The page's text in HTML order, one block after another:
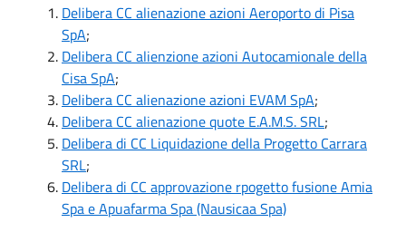
Delibera CC alienazione azioni Aeroporto di Pisa
SpA;
Delibera CC alienzione azioni Autocamionale della
Cisa SpA;
Delibera CC alienazione azioni EVAM SpA;
Delibera CC alienazione quote E.A.M.S. SRL;
Delibera di CC Liquidazione della Progetto Carrara
SRL;
Delibera di CC approvazione rpogetto fusione Amia
Spa e Apuafarma Spa (Nausicaa Spa)